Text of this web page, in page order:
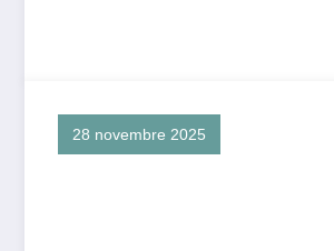
28 novembre 2025